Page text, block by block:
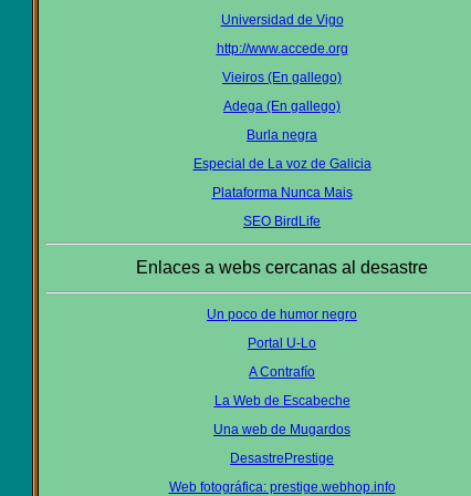
Universidad de Vigo
http://www.accede.org
Vieiros (En gallego)
Adega (En gallego)
Burla negra
Especial de La voz de Galicia
Plataforma Nunca Mais
SEO BirdLife
Enlaces a webs cercanas al desastre
Un poco de humor negro
Portal U-Lo
A Contrafío
La Web de Escabeche
Una web de Mugardos
DesastrePrestige
Web fotográfica: prestige.webhop.info